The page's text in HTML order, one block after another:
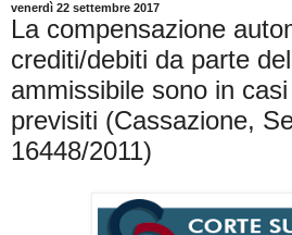
venerdì 22 settembre 2017
La compensazione
crediti/debiti da parte
ammissibile sono in
previsiti (Cassazione,
16448/2011)